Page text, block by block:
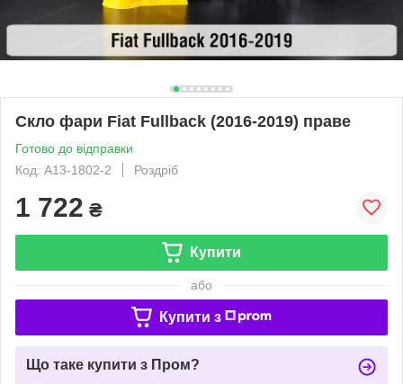
Скло фари Fiat Fullback (2016-2019) праве
Готово до відправки
Код: A13-1802-2
Роздріб
1 722 ₴
Купити
або
Купити з
Що таке купити з Пром?